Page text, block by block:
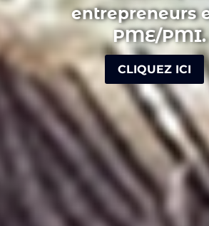
entrepreneurs
PME/PMI.
CLIQUEZ ICI